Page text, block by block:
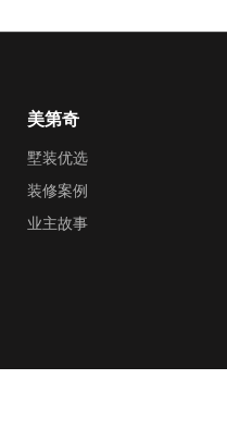
美第奇
墅装优选
装修案例
业主故事